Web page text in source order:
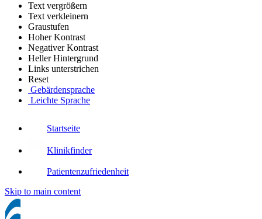
Text vergrößern
Text verkleinern
Graustufen
Hoher Kontrast
Negativer Kontrast
Heller Hintergrund
Links unterstrichen
Reset
Gebärdensprache
Leichte Sprache
Startseite
Klinikfinder
Patientenzufriedenheit
Skip to main content